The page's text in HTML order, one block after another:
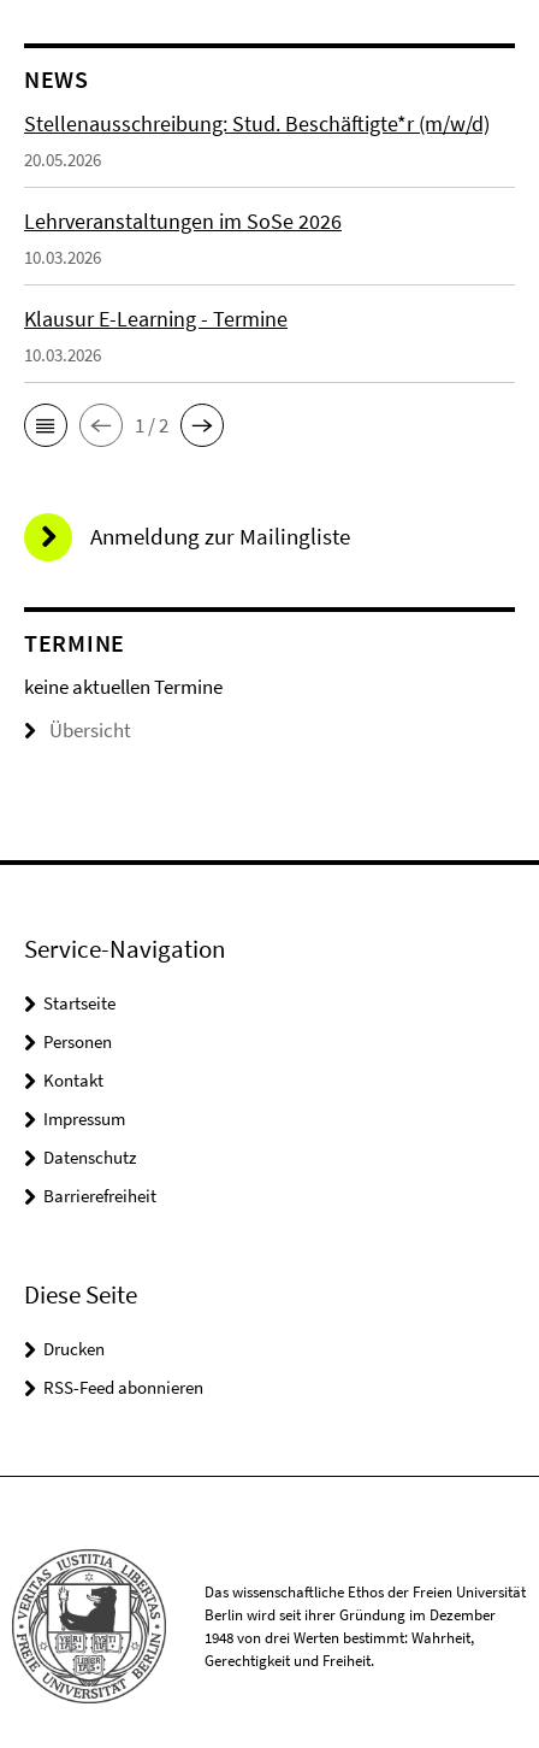
NEWS
Stellenausschreibung: Stud. Beschäftigte*r (m/w/d)
20.05.2026
Lehrveranstaltungen im SoSe 2026
10.03.2026
Klausur E-Learning - Termine
10.03.2026
1 / 2
Anmeldung zur Mailingliste
TERMINE
keine aktuellen Termine
Übersicht
Service-Navigation
Startseite
Personen
Kontakt
Impressum
Datenschutz
Barrierefreiheit
Diese Seite
Drucken
RSS-Feed abonnieren
Das wissenschaftliche Ethos der Freien Universität
Berlin wird seit ihrer Gründung im Dezember
1948 von drei Werten bestimmt: Wahrheit,
Gerechtigkeit und Freiheit.